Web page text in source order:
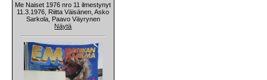
Me Naiset 1976 nro 11 ilmestynyt
11.3.1976, Riitta Väisänen, Asko
Sarkola, Paavo Väyrynen
Näytä